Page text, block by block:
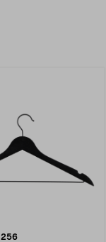
256anmeldelser
5 stjerner